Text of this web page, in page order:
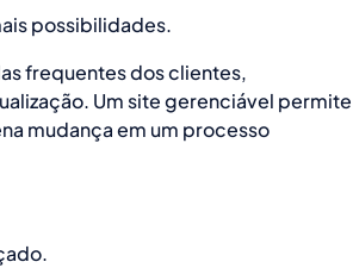
possibilidades.
frequentes dos clientes,
Um site gerenciável permite
mudança em um processo